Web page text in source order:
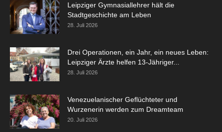
Leipziger Gymnasiallehrer hält die
Stadtgeschichte am Leben
28. Juli 2026
Drei Operationen, ein Jahr, ein neues Leben:
Leipziger Ärzte helfen 13-Jähriger...
28. Juli 2026
Venezuelanischer Geflüchteter und
Wurzenerin werden zum Dreamteam
20. Juli 2026